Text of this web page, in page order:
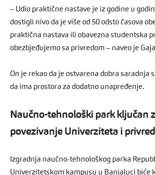
– Udio praktične nastave je iz godine u
dostigli nivo da je više od 50 odsto časova
praktična nastava ili obavezna studentska
obezbjeđujemo sa privredom – naveo je
On je rekao da je ostvarena dobra saradnja
da ima prostora za dodatno unapređenje.
Naučno-tehnološki park ključan
povezivanje Univerziteta i
Izgradnja naučno-tehnološkog parka
Univerzitetskom kampusu u Banjaluci biće